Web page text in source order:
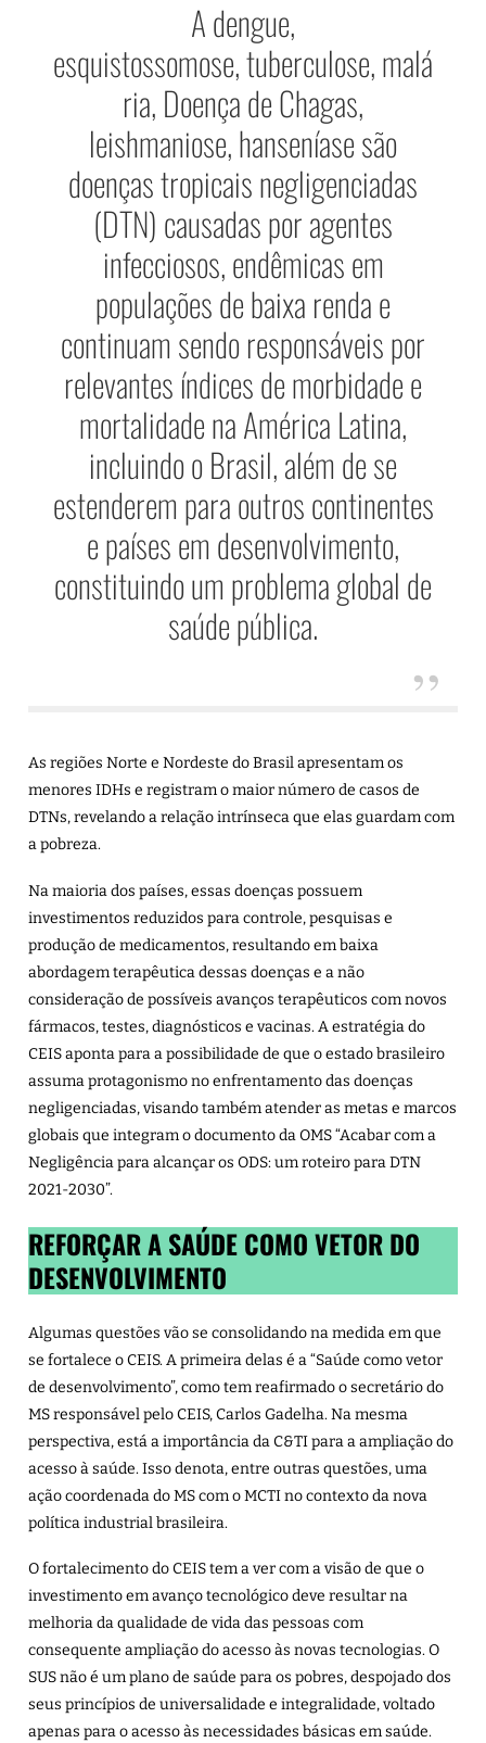
Adengue,
esquistossomose,tuberculose,malá
ria, Doença de Chagas,
leishmaniose,hanseníasesão
doenças tropicais negligenciadas
(DTN) causadas por agentes
infecciosos, endêmicas em
populações de baixa renda e
continuam sendo responsáveis por
relevantes índices de morbidade e
mortalidade na América Latina,
incluindo o Brasil, além de se
estenderem para outros continentes
e países em desenvolvimento,
constituindo um problema global de
saúde pública.
As regiões Norte e Nordeste do Brasil apresentam os
menores IDHs e registram o maior número de casos de
DTNs, revelando a relação intrínseca que elas guardam com
a pobreza.
Na maioria dos países, essas doenças possuem
investimentos reduzidos para controle, pesquisas e
produção de medicamentos, resultando em baixa
abordagem terapêutica dessas doenças e a não
consideração de possíveis avanços terapêuticos com novos
fármacos, testes, diagnósticos e vacinas. A estratégia do
CEIS aponta para a possibilidade de que o estado brasileiro
assuma protagonismo no enfrentamento das doenças
negligenciadas, visando também atender as metas e marcos
globais que integram o documento da OMS “Acabar com a
Negligência para alcançar os ODS: um roteiro para DTN
2021-2030”.
REFORÇAR A SAÚDE COMO VETOR DO
DESENVOLVIMENTO
Algumas questões vão se consolidando na medida em que
se fortalece o CEIS. A primeira delas é a “Saúde como vetor
de desenvolvimento”, como tem reafirmado o secretário do
MS responsável pelo CEIS, Carlos Gadelha. Na mesma
perspectiva, está a importância da C&TI para a ampliação do
acesso à saúde. Isso denota, entre outras questões, uma
ação coordenada do MS com o MCTI no contexto da nova
política industrial brasileira.
O fortalecimento do CEIS tem a ver com a visão de que o
investimento em avanço tecnológico deve resultar na
melhoria da qualidade de vida das pessoas com
consequente ampliação do acesso às novas tecnologias. O
SUS não é um plano de saúde para os pobres, despojado dos
seus princípios de universalidade e integralidade, voltado
apenas para o acesso às necessidades básicas em saúde.